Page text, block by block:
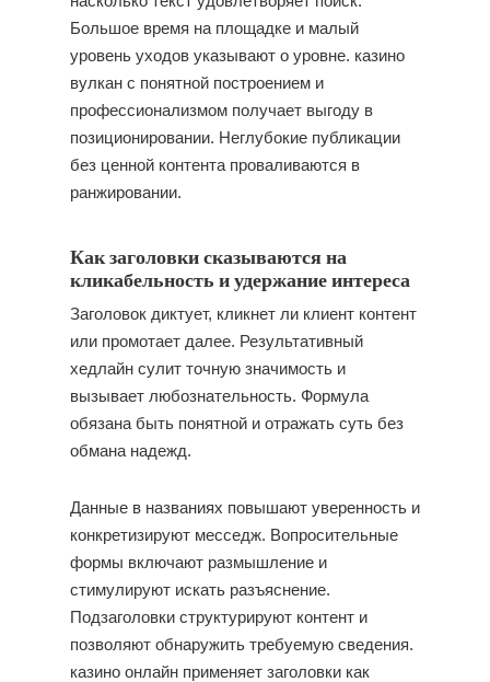
Большое время на площадке и малый
уровень уходов указывают о уровне. казино
вулкан с понятной построением и
профессионализмом получает выгоду в
позиционировании. Неглубокие публикации
без ценной контента проваливаются в
ранжировании.
Как заголовки сказываются на
кликабельность и удержание интереса
Заголовок диктует, кликнет ли клиент контент
или промотает далее. Результативный
хедлайн сулит точную значимость и
вызывает любознательность. Формула
обязана быть понятной и отражать суть без
обмана надежд.
Данные в названиях повышают уверенность и
конкретизируют месседж. Вопросительные
формы включают размышление и
стимулируют искать разъяснение.
Подзаголовки структурируют контент и
позволяют обнаружить требуемую сведения.
казино онлайн применяет заголовки как